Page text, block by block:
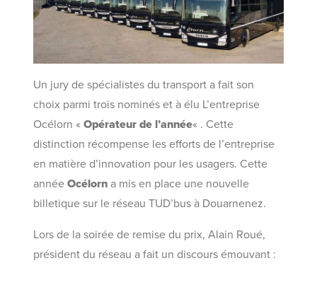
Un jury de spécialistes du transport a fait son
choix parmi trois nominés et à élu L’entreprise
Océlorn «Opérateur de l’année« . Cette
distinction récompense les efforts de l’entreprise
en matière d’innovation pour les usagers. Cette
année Océlorn a mis en place une nouvelle
billetique sur le réseau TUD’bus à Douarnenez.
Lors de la soirée de remise du prix, Alain Roué,
président du réseau a fait un discours émouvant :